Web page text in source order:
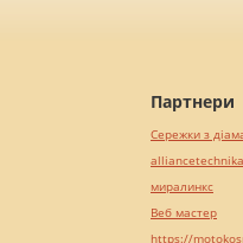
Партнери
Сережки з
миралинкс
Веб мастер
https://